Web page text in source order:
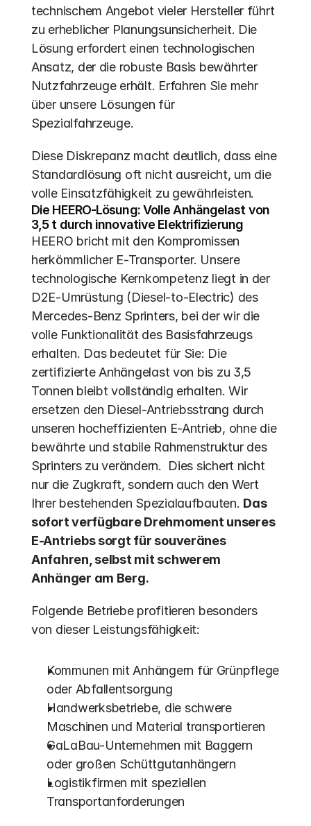
technischem Angebot vieler Hersteller führt
zu erheblicher Planungsunsicherheit. Die
Lösung erfordert einen technologischen
Ansatz, der die robuste Basis bewährter
Nutzfahrzeuge erhält. Erfahren Sie mehr
über unsere Lösungen für
Spezialfahrzeuge.
Diese Diskrepanz macht deutlich, dass eine
Standardlösung oft nicht ausreicht, um die
volle Einsatzfähigkeit zu gewährleisten.
Die HEERO-Lösung: Volle Anhängelast von
3,5 t durch innovative Elektrifizierung
HEERO bricht mit den Kompromissen
herkömmlicher E-Transporter. Unsere
technologische Kernkompetenz liegt in der
D2E-Umrüstung (Diesel-to-Electric) des
Mercedes-Benz Sprinters, bei der wir die
volle Funktionalität des Basisfahrzeugs
erhalten. Das bedeutet für Sie: Die
zertifizierte Anhängelast von bis zu 3,5
Tonnen bleibt vollständig erhalten. Wir
ersetzen den Diesel-Antriebsstrang durch
unseren hocheffizienten E-Antrieb, ohne die
bewährte und stabile Rahmenstruktur des
Sprinters zu verändern.  Dies sichert nicht
nur die Zugkraft, sondern auch den Wert
Ihrer bestehenden Spezialaufbauten. Das
sofort verfügbare Drehmoment unseres
E-Antriebs sorgt für souveränes
Anfahren, selbst mit schwerem
Anhänger am Berg.
Folgende Betriebe profitieren besonders
von dieser Leistungsfähigkeit:
Kommunen mit Anhängern für Grünpflege
oder Abfallentsorgung
Handwerksbetriebe, die schwere
Maschinen und Material transportieren
GaLaBau-Unternehmen mit Baggern
oder großen Schüttgutanhängern
Logistikfirmen mit speziellen
Transportanforderungen